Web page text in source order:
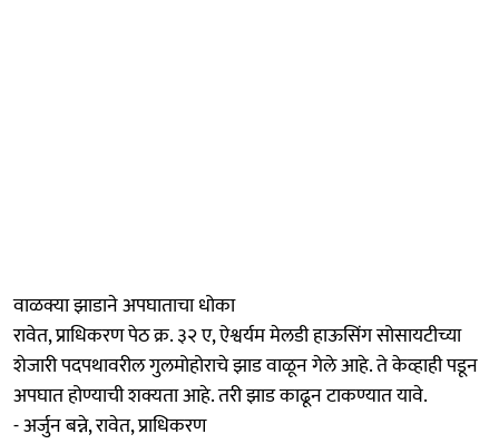
वाळक्या झाडाने अपघाताचा धोका
रावेत, प्राधिकरण पेठ क्र. ३२ ए, ऐश्वर्यम मेलडी हाऊसिंग सोसायटीच्या
शेजारी पदपथावरील गुलमोहोराचे झाड वाळून गेले आहे. ते केव्हाही पडून
अपघात होण्याची शक्यता आहे. तरी झाड काढून टाकण्यात यावे.
- अर्जुन बन्ने, रावेत, प्राधिकरण